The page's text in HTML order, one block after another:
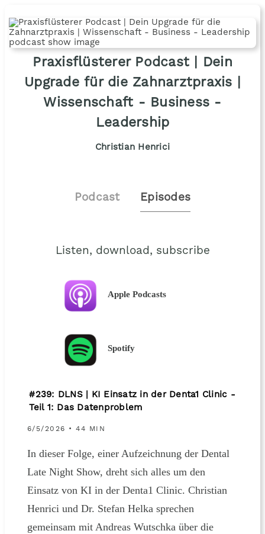
Praxisflüsterer Podcast | Dein
Upgrade für die Zahnarztpraxis |
Wissenschaft - Business -
Leadership
Christian Henrici
Podcast Episodes
Listen, download, subscribe
Apple Podcasts
Spotify
#239: DLNS | KI Einsatz in der Denta1 Clinic -
Teil 1: Das Datenproblem
6/5/2026 • 44 MIN
In dieser Folge, einer Aufzeichnung der Dental
Late Night Show, dreht sich alles um den
Einsatz von KI in der Denta1 Clinic. Christian
Henrici und Dr. Stefan Helka sprechen
gemeinsam mit Andreas Wutschka über die